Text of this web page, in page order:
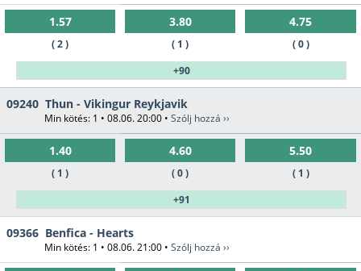
1.57
( 2 )
3.80
( 1 )
4.75
( 0 )
+90
09240 Thun - Vikingur Reykjavik
Min kötés: 1 • 08.06. 20:00 • Szólj hozzá ››
1.40
( 1 )
4.60
( 0 )
5.50
( 1 )
+91
09366 Benfica - Hearts
Min kötés: 1 • 08.06. 21:00 • Szólj hozzá ››